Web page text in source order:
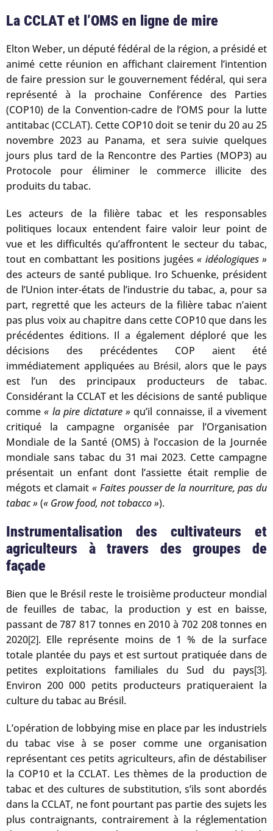
La CCLAT et l’OMS en ligne de mire
Elton Weber, un député fédéral de la région, a présidé et
animé cette réunion en affichant clairement l’intention
de faire pression sur le gouvernement fédéral, qui sera
représenté à la prochaine Conférence des Parties
(COP10) de la Convention-cadre de l’OMS pour la lutte
antitabac (CCLAT). Cette COP10 doit se tenir du 20 au 25
novembre 2023 au Panama, et sera suivie quelques
jours plus tard de la Rencontre des Parties (MOP3) au
Protocole pour éliminer le commerce illicite des
produits du tabac.
Les acteurs de la filière tabac et les responsables
politiques locaux entendent faire valoir leur point de
vue et les difficultés qu’affrontent le secteur du tabac,
tout en combattant les positions jugées « idéologiques »
des acteurs de santé publique. Iro Schuenke, président
de l’Union inter-états de l’industrie du tabac, a, pour sa
part, regretté que les acteurs de la filière tabac n’aient
pas plus voix au chapitre dans cette COP10 que dans les
précédentes éditions. Il a également déploré que les
décisions des précédentes COP aient été
immédiatement appliquéesau Brésil , alors que le pays
est l’un des principaux producteurs de tabac.
Considérant la CCLAT et les décisions de santé publique
comme« la pire dictature » qu’il connaisse, il a vivement
critiqué la campagne organisée par l’Organisation
Mondiale de la Santé (OMS) à l’occasion de la Journée
mondiale sans tabac du 31 mai 2023. Cette campagne
présentait un enfant dont l’assiette était remplie de
mégots et clamait« Faites pousser de la nourriture, pas du
tabac »(« Grow food, not tobacco »).
Instrumentalisation des cultivateurs et
agriculteurs à travers des groupes de
façade
Bien que le Brésil reste le troisième producteur mondial
de feuilles de tabac, la production y est en baisse,
passant de 787 817 tonnes en 2010 à 702 208 tonnes en
2020[2]. Elle représente moins de 1 % de la surface
totale plantée du pays et est surtout pratiquée dans de
petites exploitations familiales du Sud du pays[3].
Environ 200 000 petits producteurs pratiqueraient la
culture du tabac au Brésil.
L’opération de lobbying mise en place par les industriels
du tabac vise à se poser comme une organisation
représentant ces petits agriculteurs, afin de déstabiliser
la COP10 et la CCLAT. Les thèmes de la production de
tabac et des cultures de substitution, s’ils sont abordés
dans la CCLAT, ne font pourtant pas partie des sujets les
plus contraignants, contrairement à la réglementation